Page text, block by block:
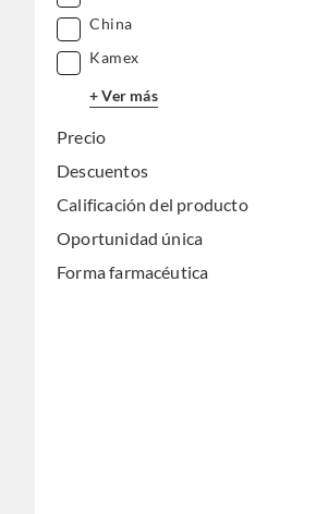
China
Kamex
+ Ver más
Precio
Descuentos
Calificación del producto
Oportunidad única
Forma farmacéutica